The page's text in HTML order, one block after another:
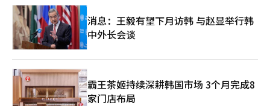
消息：王毅有望下月访韩 与赵显举行韩
中外长会谈
霸王茶姬持续深耕韩国市场 3个月完成8
家门店布局